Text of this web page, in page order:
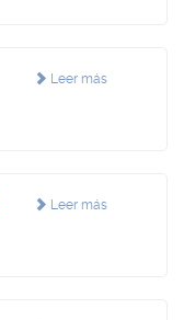
Leer más
Leer más